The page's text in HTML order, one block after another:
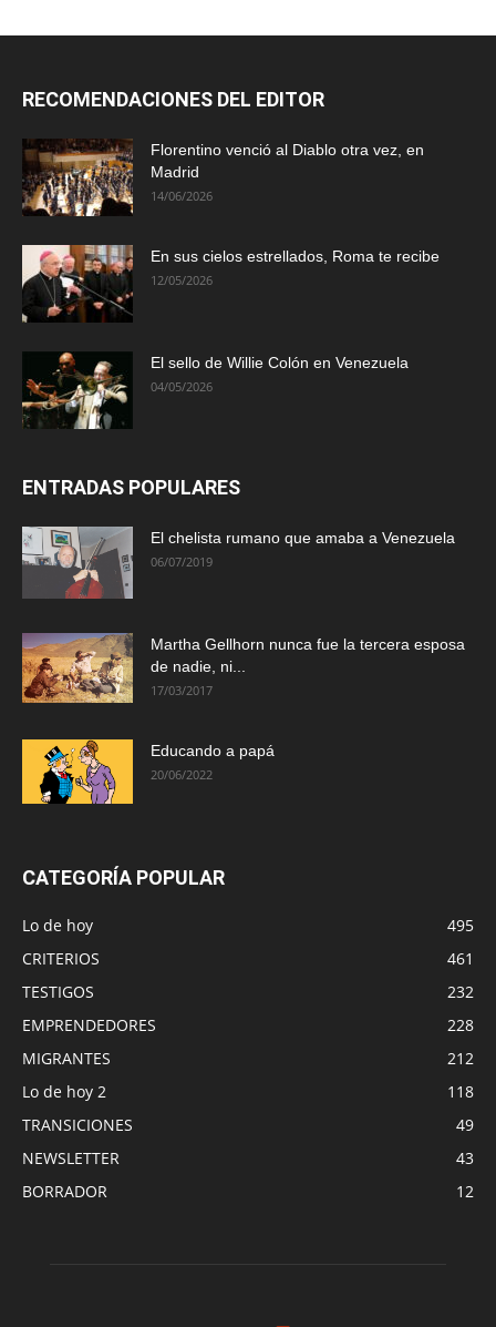
RECOMENDACIONES DEL EDITOR
Florentino venció al Diablo otra vez, en
Madrid
14/06/2026
En sus cielos estrellados, Roma te recibe
12/05/2026
El sello de Willie Colón en Venezuela
04/05/2026
ENTRADAS POPULARES
El chelista rumano que amaba a Venezuela
06/07/2019
Martha Gellhorn nunca fue la tercera esposa
de nadie, ni...
17/03/2017
Educando a papá
20/06/2022
CATEGORÍA POPULAR
Lo de hoy
495
CRITERIOS
461
TESTIGOS
232
EMPRENDEDORES
228
MIGRANTES
212
Lo de hoy 2
118
TRANSICIONES
49
NEWSLETTER
43
BORRADOR
12